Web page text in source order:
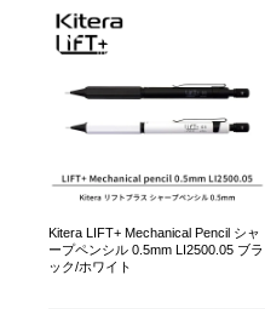
Kitera LIFT+ Mechanical Pencil シャ
ープペンシル 0.5mm LI2500.05 ブラ
ック/ホワイト